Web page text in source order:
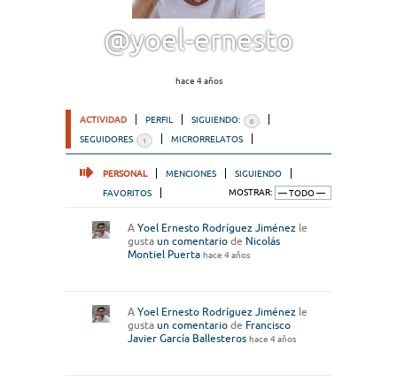
@yoel-ernesto
hace 4 años
ACTIVIDAD PERFIL SIGUIENDO: 0
SEGUIDORES 1 MICRORRELATOS
PERSONAL MENCIONES
SIGUIENDO
FAVORITOS
MOSTRAR:
A Yoel Ernesto Rodríguez Jiménez le
gusta un comentario de Nicolás
Montiel Puerta hace 4 años
A Yoel Ernesto Rodríguez Jiménez le
gusta un comentario de Francisco
Javier García Ballesteros hace 4 años